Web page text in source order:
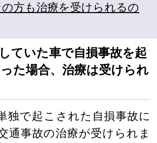
方も治療を受けられるの
ていた車で自損事故を起
た場合、治療は受けられ
独で起こされた自損事故に
通事故の治療が受けられま